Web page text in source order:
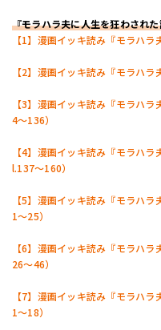
『モラハラ夫に人生を狂わされ
【1】漫画イッキ読み『モラハ
【2】漫画イッキ読み『モラハ
【3】漫画イッキ読み『モラハ
4～136）
【4】漫画イッキ読み『モラハ
l.137～160）
【5】漫画イッキ読み『モラハ
1～25）
【6】漫画イッキ読み『モラハ
26～46）
【7】漫画イッキ読み『モラハ
1～18）